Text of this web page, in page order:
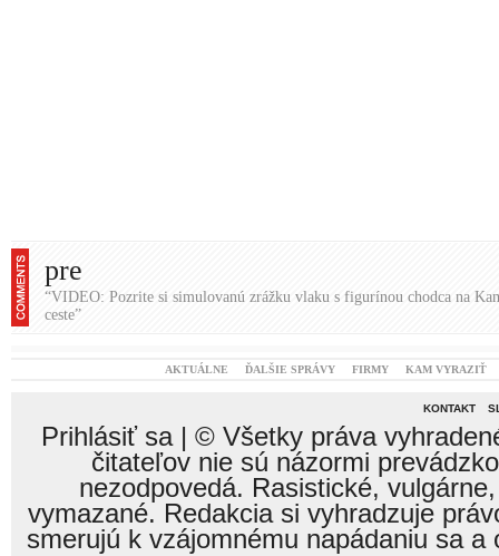
pre
“VIDEO: Pozrite si simulovanú zrážku vlaku s figurínou chodca na
ceste”
AKTUÁLNE ĎALŠIE SPRÁVY FIRMY KAM VYRAZIŤ
KONTAKT
Prihlásiť sa| © Všetky práva
čitateľov nie sú názormi
nezodpovedá. Rasistické,
vymazané. Redakcia si vyhradzuje
smerujú k vzájomnému napádaniu sa